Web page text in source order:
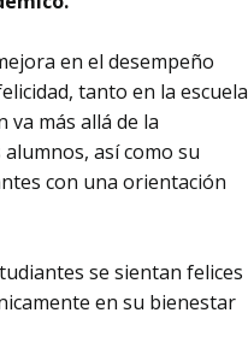
en el desempeño
tanto en la escuela
va más allá de la
así como su
con una orientación
se sientan felices
en su bienestar